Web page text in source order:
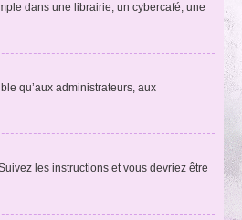
dans une librairie, un cybercafé, une
qu’aux administrateurs, aux
les instructions et vous devriez être